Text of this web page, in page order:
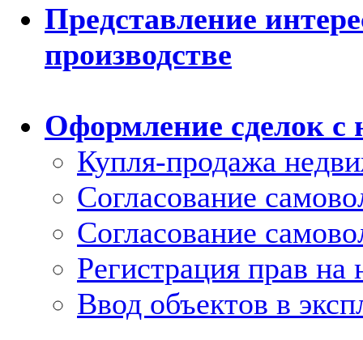
Представление
производстве
Оформление сделок
Купля-продажа
Согласование
Согласование
Регистрация прав
Ввод объектов в